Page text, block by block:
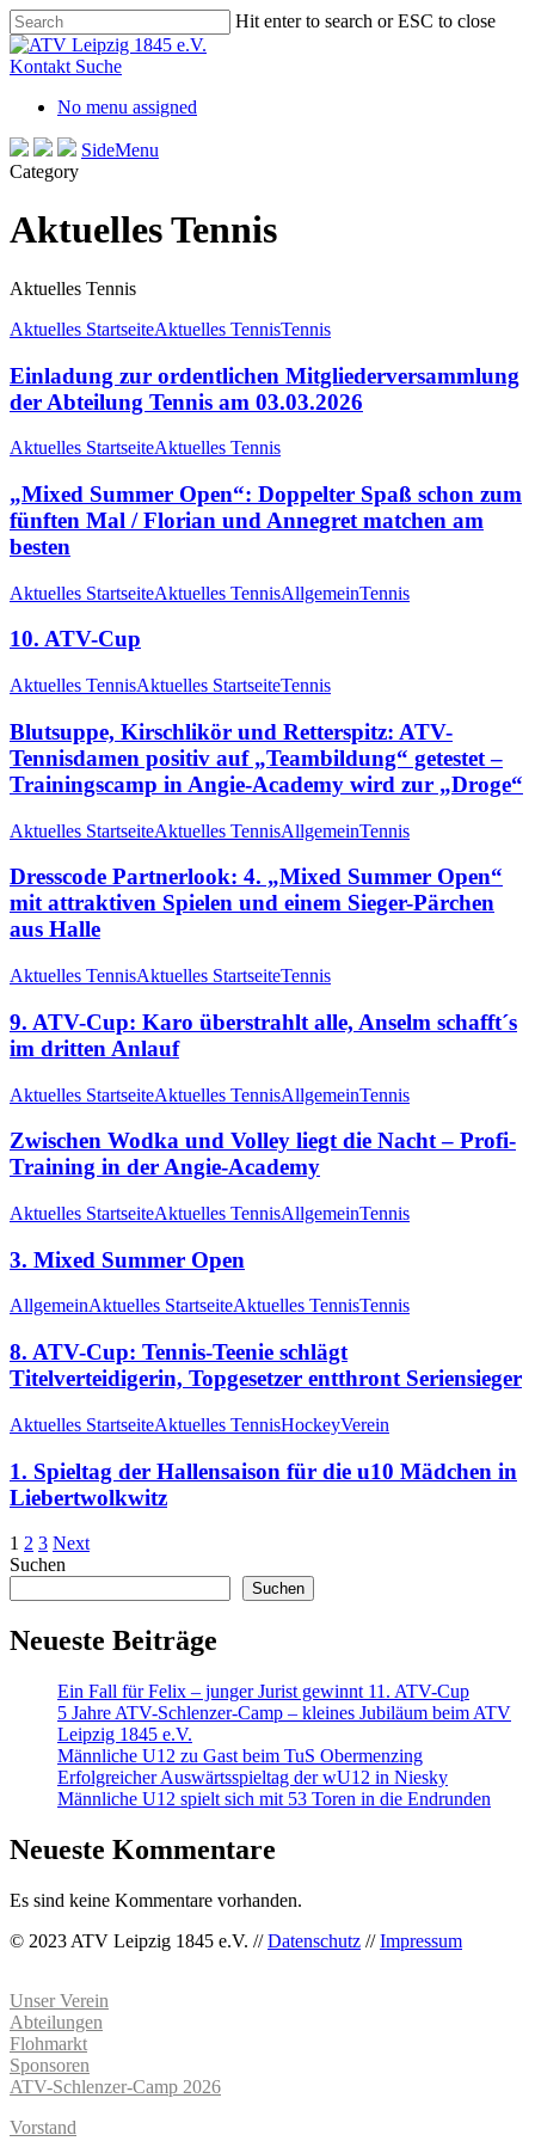
Skip
to
main
Hit enter to search or ESC to close
Close
Search
Kontakt Suche
No menu assigned
SideMenu
Category
Aktuelles Tennis
Aktuelles Tennis
Aktuelles StartseiteAktuelles TennisTennis
Einladung zur ordentlichen Mitgliederversammlung
der Abteilung Tennis am 03.03.2026
Aktuelles StartseiteAktuelles Tennis
„Mixed Summer Open“: Doppelter Spaß schon zum
fünften Mal / Florian und Annegret matchen am
besten
Aktuelles StartseiteAktuelles TennisAllgemeinTennis
10. ATV-Cup
Aktuelles TennisAktuelles StartseiteTennis
Blutsuppe, Kirschlikör und Retterspitz: ATV-
Tennisdamen positiv auf „Teambildung“ getestet –
Trainingscamp in Angie-Academy wird zur „Droge“
Aktuelles StartseiteAktuelles TennisAllgemeinTennis
Dresscode Partnerlook: 4. „Mixed Summer Open“
mit attraktiven Spielen und einem Sieger-Pärchen
aus Halle
Aktuelles TennisAktuelles StartseiteTennis
9. ATV-Cup: Karo überstrahlt alle, Anselm schafft´s
im dritten Anlauf
Aktuelles StartseiteAktuelles TennisAllgemeinTennis
Zwischen Wodka und Volley liegt die Nacht – Profi-
Training in der Angie-Academy
Aktuelles StartseiteAktuelles TennisAllgemeinTennis
3. Mixed Summer Open
AllgemeinAktuelles StartseiteAktuelles TennisTennis
8. ATV-Cup: Tennis-Teenie schlägt
Titelverteidigerin, Topgesetzer entthront Seriensieger
Aktuelles StartseiteAktuelles TennisHockeyVerein
1. Spieltag der Hallensaison für die u10 Mädchen in
Liebertwolkwitz
1 2 3 Next
Suchen
Suchen
Neueste Beiträge
Ein Fall für Felix – junger Jurist gewinnt 11. ATV-Cup
5 Jahre ATV-Schlenzer-Camp – kleines Jubiläum beim ATV
Leipzig 1845 e.V.
Männliche U12 zu Gast beim TuS Obermenzing
Erfolgreicher Auswärtsspieltag der wU12 in Niesky
Männliche U12 spielt sich mit 53 Toren in die Endrunden
Neueste Kommentare
Es sind keine Kommentare vorhanden.
© 2023 ATV Leipzig 1845 e.V. //Datenschutz //Impressum
Unser Verein
Abteilungen
Flohmarkt
Sponsoren
ATV-Schlenzer-Camp 2026
Vorstand